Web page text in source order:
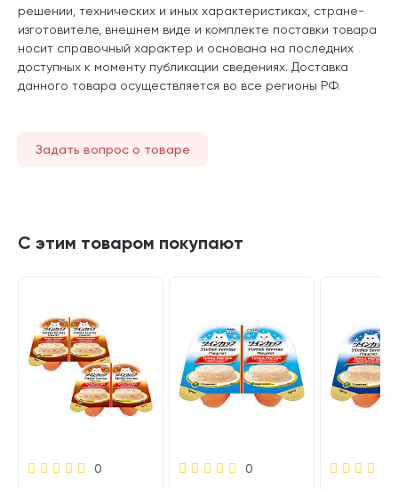
решении, технических и иных характеристиках, стране-
изготовителе, внешнем виде и комплекте поставки товара
носит справочный характер и основана на последних
доступных к моменту публикации сведениях. Доставка
данного товара осуществляется во все регионы РФ.
Задать вопрос о товаре
С этим товаром покупают
0 0